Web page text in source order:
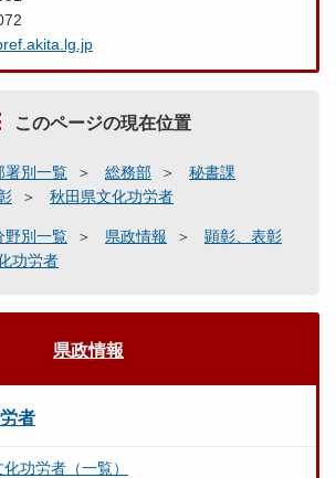
このページの現在位置
署別一覧 総務部
秘書課
秋田県文化功労者
野別一覧 県政情報
顕彰、表彰
功労者
県政情報
者
功労者（一覧）